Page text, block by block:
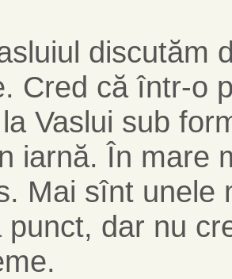
discutăm
Cred că într-o
Vaslui sub
iarnă. În mare
Mai sînt unele
punct, dar nu